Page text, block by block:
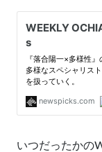
いつだったかの